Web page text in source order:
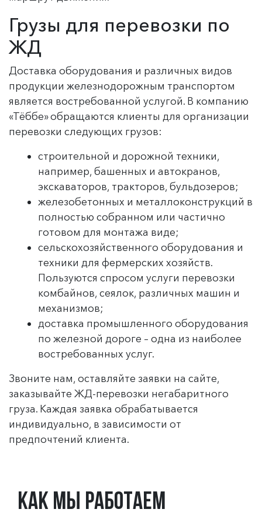
Грузы для перевозки по
ЖД
Доставка оборудования и различных видов
продукции железнодорожным транспортом
является востребованной услугой. В компанию
«Тёббе» обращаются клиенты для организации
перевозки следующих грузов:
строительной и дорожной техники,
например, башенных и автокранов,
экскаваторов, тракторов, бульдозеров;
железобетонных и металлоконструкций в
полностью собранном или частично
готовом для монтажа виде;
сельскохозяйственного оборудования и
техники для фермерских хозяйств.
Пользуются спросом услуги перевозки
комбайнов, сеялок, различных машин и
механизмов;
доставка промышленного оборудования
по железной дороге – одна из наиболее
востребованных услуг.
Звоните нам, оставляйте заявки на сайте,
заказывайте ЖД-перевозки негабаритного
груза. Каждая заявка обрабатывается
индивидуально, в зависимости от
предпочтений клиента.
Как мы работаем